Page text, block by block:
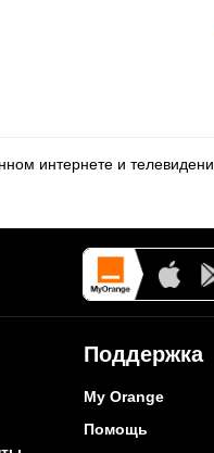
интернете и
Поддержка
My Orange
Помощь